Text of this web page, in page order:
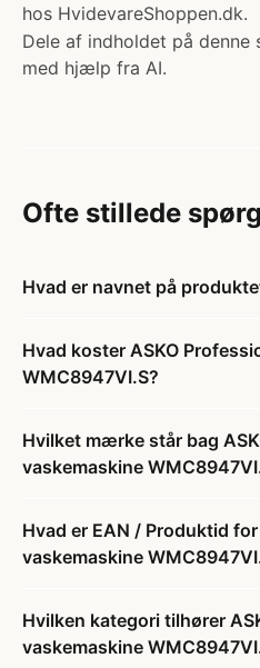
hos HvidevareShoppen.dk.
Dele af indholdet på
med hjælp fra AI.
Ofte stillede
Hvad er navnet på
Hvad koster ASKO
WMC8947VI.S?
Hvilket mærke står bag
vaskemaskine
Hvad er EAN / Produktid
vaskemaskine
Hvilken kategori tilhører
vaskemaskine